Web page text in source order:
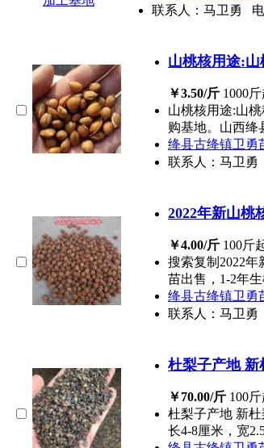
联系人：马卫勇
山桃核用途:
￥3.50/斤 1000
山桃核用途:山
购基地。山西绛
绛县古绛镇卫勇
联系人：马卫勇
2022年新山桃
￥4.00/斤 100斤
搜索复制2022年
苗出售，1-2年
绛县古绛镇卫勇
联系人：马卫勇
杜梨子产地 新
￥70.00/斤 100
杜梨子产地 新
长4-8厘米，宽